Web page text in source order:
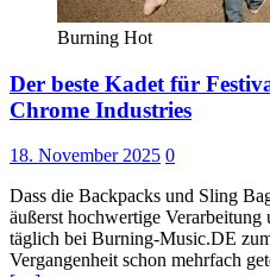
Burning Hot
Der beste Kadet für
Chrome Industries
18. November 2025 0
Dass die Backpacks und Sling
äußerst hochwertige
täglich bei Burning-Music.DE
Vergangenheit schon mehrfach